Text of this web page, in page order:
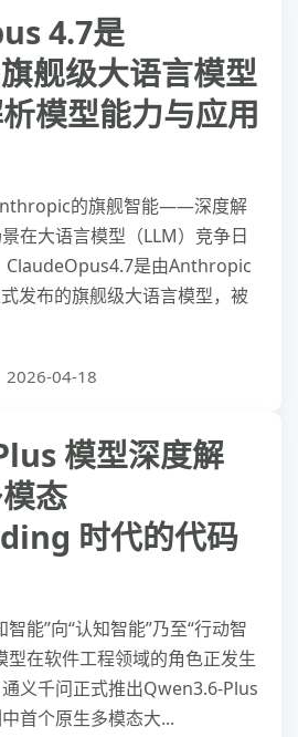
4.7是
舰级大语言模型
模型能力与应用
的旗舰智能——深度解
在大语言模型（LLM）竞争日
ClaudeOpus4.7‌是由Anthropic
发布的旗舰级大语言模型，被
2026-04-18
模型深度解
态
时代的代码
能”向“认知智能”乃至“行动智
型在软件工程领域的角色正发生
义千问正式推出Qwen3.6-Plus
首个原生多模态大...